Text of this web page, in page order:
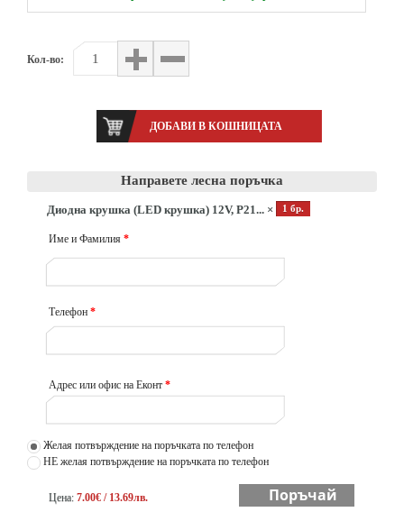
Кол-во:
Направете лесна поръчка
Диодна крушка (LED крушка) 12V, P21... × 1 бр.
Име и Фамилия *
Телефон *
Адрес или офис на Еконт *
Желая потвърждение на поръчката по телефон
НЕ желая потвърждение на поръчката по телефон
Цена: 7.00€ / 13.69лв. Поръчай